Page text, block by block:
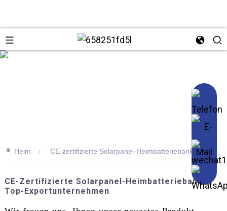
>> Heim CE-zertifizierte Solarpanel-Heimbatteriebank
CE-Zertifizierte Solarpanel-Heimbatteriebank -
Top-Exportunternehmen